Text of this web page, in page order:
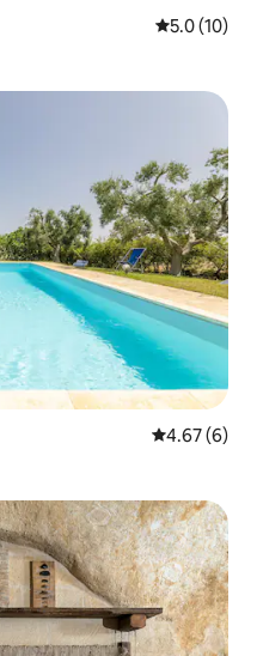
レビュー10
5.0 (10)
レビュー6
4.67 (6)